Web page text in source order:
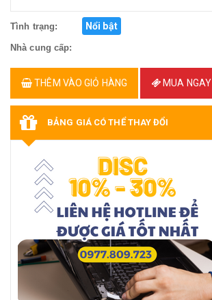
Tình trạng: Nổi bật
Nhà cung cấp:
THÊM VÀO GIỎ HÀNG MUA NGAY
BẢNG GIÁ CÓ THỂ THAY ĐỔI